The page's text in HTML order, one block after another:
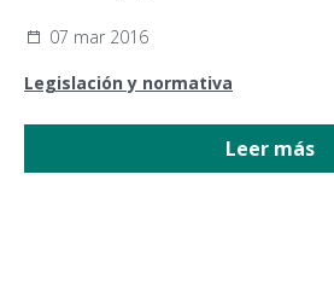
07 mar 2016
Legislación y normativa
Leer más